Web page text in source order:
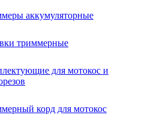
аккумуляторные
триммерные
для мотокос и
корд для мотокос